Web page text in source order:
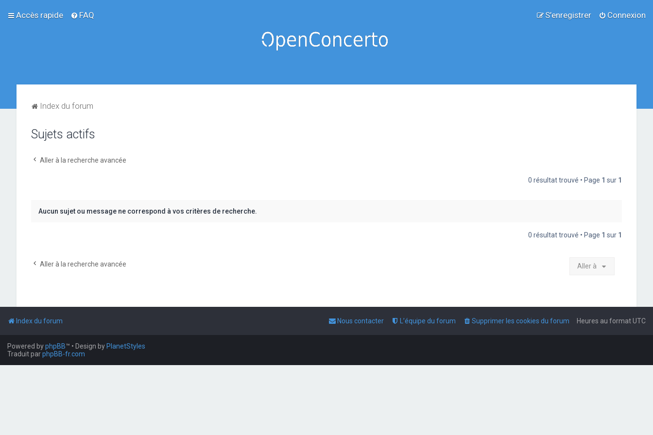
Accès rapide FAQ Connexion
S’enregistrer
Index du forum
Sujets actifs
Aller à la recherche avancée
0 résultat trouvé • Page 1 sur 1
Aucun sujet ou message ne correspond à vos critères de recherche.
0 résultat trouvé • Page 1 sur 1
Aller à la recherche avancée Aller à
Index du forum Heures au formatUTC
Supprimer les cookies du forum
L’équipe du forum
Nous contacter
Powered byphpBB™ • Design by PlanetStyles
Traduit parphpBB-fr.com